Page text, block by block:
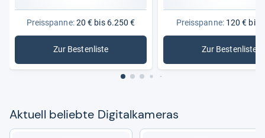
Preisspanne:20 € bis 6.250 €
Zur Bestenliste: Digitalkameras
Preisspanne:120 € bis
Zur Bestenliste
: Canon
Aktu­ell beliebte Digi­tal­ka­me­ras